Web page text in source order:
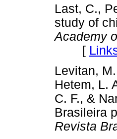
Last, C.,
study of
Academy
[
Levitan,
Hetem, L.
C. F., &
Brasileira
Revista